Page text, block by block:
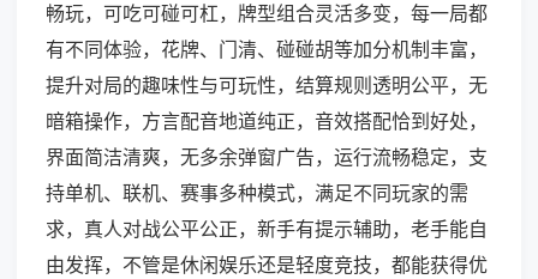
畅玩，可吃可碰可杠，牌型组合灵活多变，每一局都
有不同体验，花牌、门清、碰碰胡等加分机制丰富，
提升对局的趣味性与可玩性，结算规则透明公平，无
暗箱操作，方言配音地道纯正，音效搭配恰到好处，
界面简洁清爽，无多余弹窗广告，运行流畅稳定，支
持单机、联机、赛事多种模式，满足不同玩家的需
求，真人对战公平公正，新手有提示辅助，老手能自
由发挥，不管是休闲娱乐还是轻度竞技，都能获得优